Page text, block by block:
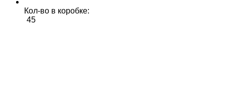
Кол-во в коробке:
45